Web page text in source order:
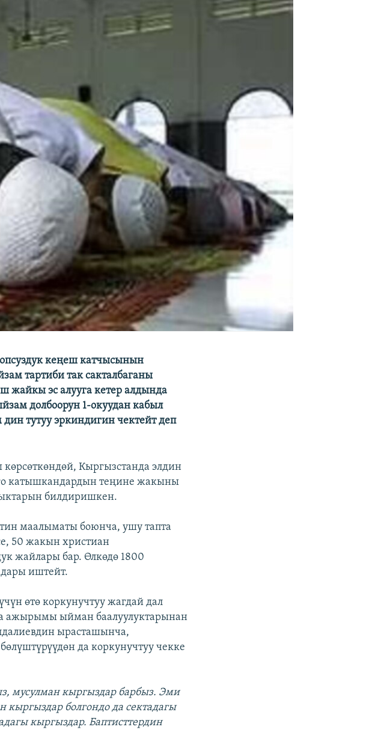
кеңеш катчысынын
тартиби так сакталбаганы
жайкы эс алууга кетер алдында
долбоорун 1-окуудан кабыл
тутуу эркиндигин чектейт деп
Кыргызстанда элдин
катышкандардын теңине жакыны
билдиришкен.
маалыматы боюнча, ушу тапта
50 жакын христиан
жайлары бар. Өлкөдө 1800
иштейт.
өтө коркунучтуу жагдай дал
ажырымы ыйман баалуулуктарынан
ырасташынча,
да коркунучтуу чекке
мусулман кыргыздар барбыз. Эми
болгондо да сектадагы
кыргыздар. Баптисттердин